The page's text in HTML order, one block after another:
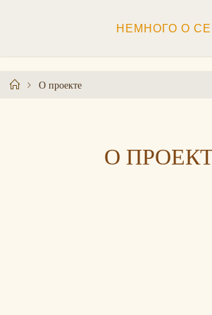
содержимому
НЕМНОГО О
ГлавнаяО проекте
О